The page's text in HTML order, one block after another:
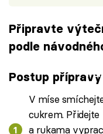
Připravte
podle
Postup přípravy
V míse
cukrem.
a rukama